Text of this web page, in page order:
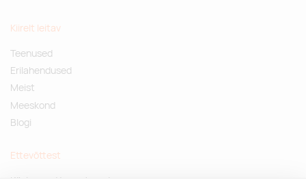
Kiirelt leitav
Teenused
Erilahendused
Meist
Meeskond
Blogi
Ettevõttest